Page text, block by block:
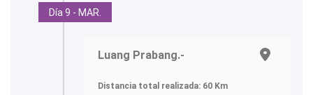
Día 9 - MAR.
Luang Prabang.-
Distancia total realizada: 60 Km